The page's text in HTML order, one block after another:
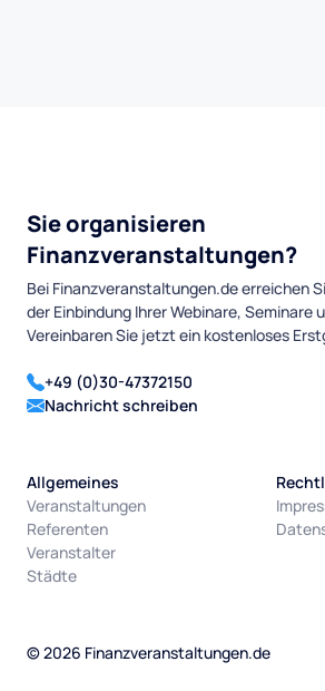
Sie organisieren
Finanzveranstaltungen?
Bei Finanzveranstaltungen.de erreichen
der Einbindung Ihrer Webinare, Seminare
Vereinbaren Sie jetzt ein kostenloses
+49 (0)30-47372150
Nachricht schreiben
Allgemeines
Veranstaltungen
Referenten
Veranstalter
Städte
©2026 Finanzveranstaltungen.de